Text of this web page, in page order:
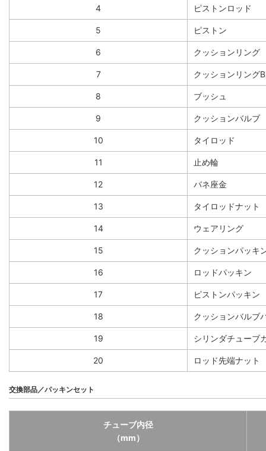
4 ピストンロッド
5 ピストン
6 クッションリング
7 クッションリングB
8 ブッシュ
9 クッションバルブ
10 タイロッド
11 止め輪
12 バネ座金
13 タイロッドナット
14 ウェアリング
15 クッションパッキ
16 ロッドパッキン
17 ピストンパッキン
18 クッションバルブ
19 シリンダチューブ
20 ロッド先端ナット
交換部品／パッキンセット
チューブ内径
（mm）